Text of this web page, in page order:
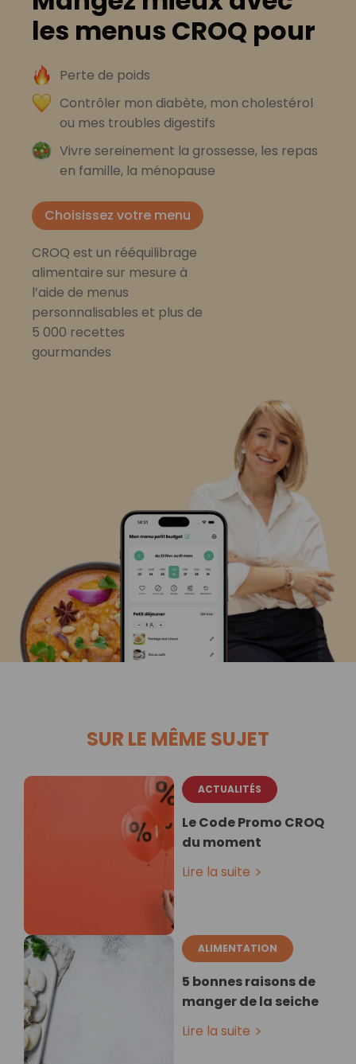
les menus CROQ pour
Perte de poids
Contrôler mon diabète, mon cholestérol
ou mes troubles digestifs
Vivre sereinement la grossesse, les repas
en famille, la ménopause
Choisissez votre menu
CROQ est un rééquilibrage
alimentaire sur mesure à
l’aide de menus
personnalisables et plus de
5 000 recettes
gourmandes
SUR LE MÊME SUJET
ACTUALITÉS
Le Code Promo CROQ
du moment
Lire la suite
ALIMENTATION
5 bonnes raisons de
manger de la seiche
Lire la suite